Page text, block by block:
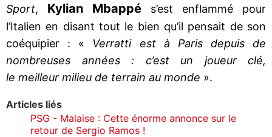
Sport, Kylian Mbappé s’est enflammé pour
l’Italien en disant tout le bien qu’il pensait de son
coéquipier : « Verratti est à Paris depuis de
nombreuses années : c’est un joueur clé,
le meilleur milieu de terrain au monde ».
Articles liés
PSG - Malaise : Cette énorme annonce sur le
retour de Sergio Ramos !